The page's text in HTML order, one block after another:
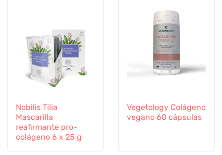
Nobilis Tilia
Mascarilla
reafirmante pro-
colágeno 6 x 25 g
Vegetology Colágeno
vegano 60 cápsulas